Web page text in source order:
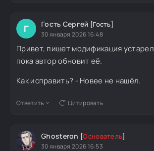
Г Гость Сергей [Гость]
30 января 2026 16:48
Привет, пишет модификация
пока автор обновит её.
Как исправить? - Новее не нашёл.
Ответить Цитировать
Ghosteron [Основатель]
30 января 2026 16:53